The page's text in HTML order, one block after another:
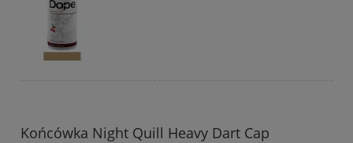
Końcówka Night Quill Heavy Dart Cap